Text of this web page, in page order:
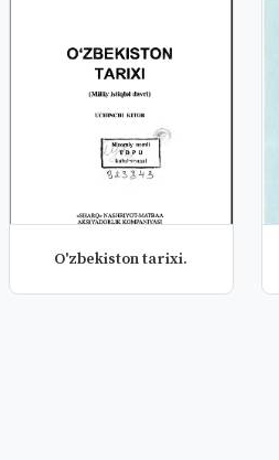
O'zbekiston tarixi.